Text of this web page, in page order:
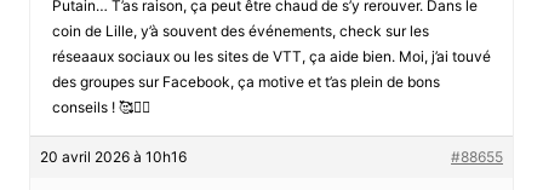
Putain… T’as raison, ça peut être chaud de s’y rerouver. Dans le
coin de Lille, y’à souvent des événements, check sur les
réseaaux sociaux ou les sites de VTT, ça aide bien. Moi, j’ai touvé
des groupes sur Facebook, ça motive et t’as plein de bons
conseils ! 🥰🚵‍♀️
20 avril 2026 à 10h16 #88655